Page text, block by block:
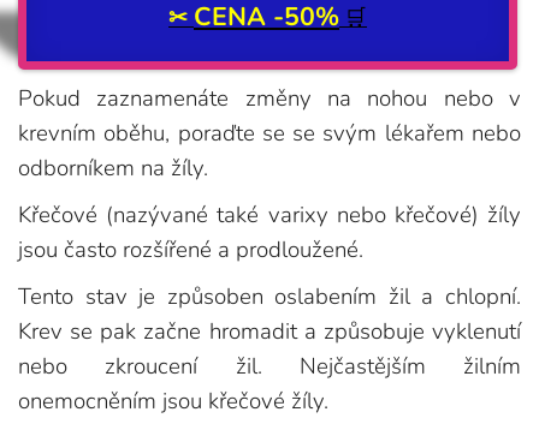
✂ CENA -50% 🛒
Pokud zaznamenáte změny na nohou nebo v
krevním oběhu, poraďte se se svým lékařem nebo
odborníkem na žíly.
Křečové (nazývané také varixy nebo křečové) žíly
jsou často rozšířené a prodloužené.
Tento stav je způsoben oslabením žil a chlopní.
Krev se pak začne hromadit a způsobuje vyklenutí
nebo zkroucení žil. Nejčastějším žilním
onemocněním jsou křečové žíly.